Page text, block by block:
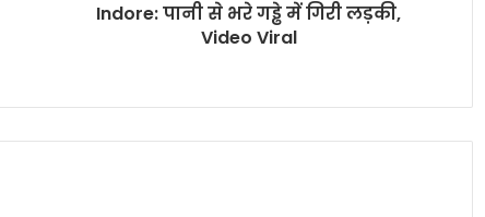
Indore: पानी से भरे गड्ढे में गिरी लड़की,
Video Viral